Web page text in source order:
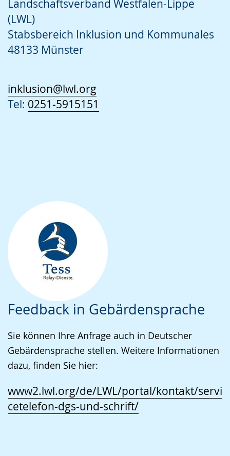
Landschaftsverband Westfalen-Lippe
(LWL)
Stabsbereich Inklusion und Kommunales
48133 Münster
inklusion@lwl.org
Tel: 0251-5915151
Feedback in Gebärdensprache
Sie können Ihre Anfrage auch in Deutscher
Gebärdensprache stellen. Weitere Informationen
dazu, finden Sie hier:
www2.lwl.org/de/LWL/portal/kontakt/servi
cetelefon-dgs-und-schrift/